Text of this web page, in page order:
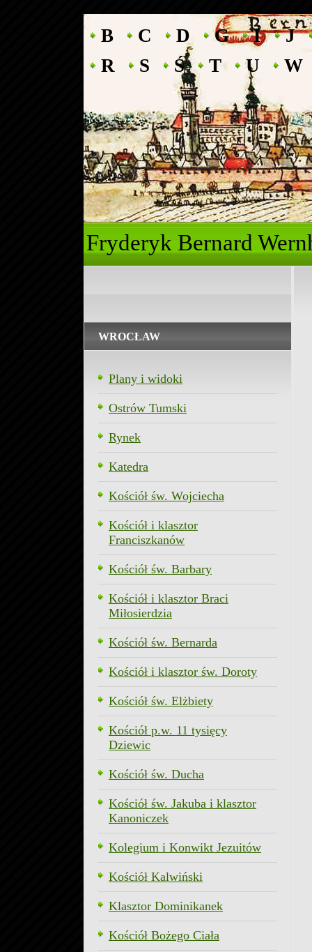
B C D G I
J
R
S Ś T U W
Fryderyk
WROCŁAW
Plany i widoki
Ostrów Tumski
Rynek
Katedra
Kościół św. Wojciecha
Kościół i klasztor
Franciszkanów
Kościół św. Barbary
Kościół i klasztor Braci
Miłosierdzia
Kościół św. Bernarda
Kościół i klasztor św. Doroty
Kościół św. Elżbiety
Kościół p.w. 11 tysięcy
Dziewic
Kościół św. Ducha
Kościół św. Jakuba i klasztor
Kanoniczek
Kolegium i Konwikt Jezuitów
Kościół Kalwiński
Klasztor Dominikanek
Kościół Bożego Ciała